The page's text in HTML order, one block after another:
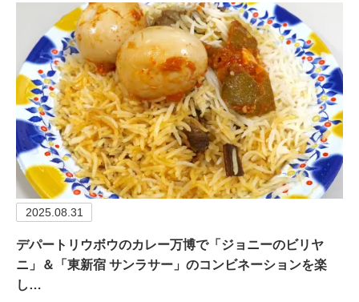
2025.08.31
デパートリウボウのカレー万博で「ジョニーのビリヤ
ニ」＆「東新宿 サンラサー」のコンビネーションを楽
し…